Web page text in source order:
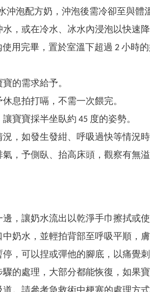
沖泡配方奶，沖泡後需冷卻至與體
，或在冷水、冰水內浸泡以快速降
使用完畢，置於室溫下超過 2 小時
的需求給予。
息拍打嗝，不需一次餵完。
寶寶採半坐臥約 45 度的姿勢。
，如發生發紺、呼吸過快等情況
，予側臥、抬高床頭，觀察有無溢
，讓奶水流出以乾淨手巾擦拭或
奶水，並輕拍背部至呼吸平順，
，可以捏或彈他的腳底，以痛覺刺
的處理，大部分都能恢復，如果寶